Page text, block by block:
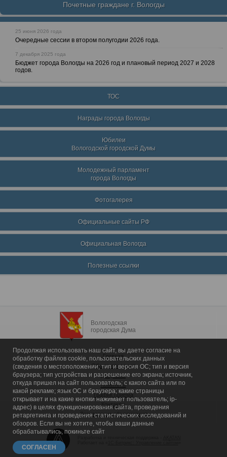
Почетные граждане г. Вологды
25 июня 2026 года
Очередные сессии в втором полугодии 2026 года.
7 декабря 2025 года
Бюджет города Вологды на 2026 год и плановый период 2027 и 2028
годов.
ТОС
Награды города Вологды
Юбилеи
Вологодской городской Думы
Молодежный парламент
города Вологды
Фотогалерея
Официальные сайты РФ
Официальная Вологда
Полезные ссылки
Вологодская
городская Дума
Главная
Общие сведения
Депутаты
Комитеты
График приема
Контакты
Депутатские объединения
Продолжая использовать наш сайт, вы даете согласие на
обработку файлов cookie, пользовательских данных
(сведения о местоположении; тип и версия ОС; тип и версия
браузера; тип устройства и разрешение его экрана; источник,
откуда пришел на сайт пользователь; с какого сайта или по
какой рекламе; язык ОС и браузера; какие страницы
открывает и на какие кнопки нажимает пользователь; ip-
адрес) в целях функционирования сайта, проведения
ретаргетинга и проведения статистических исследований и
обзоров. Если вы не хотите, чтобы ваши данные
обрабатывались, покиньте сайт
СОГЛАСЕН